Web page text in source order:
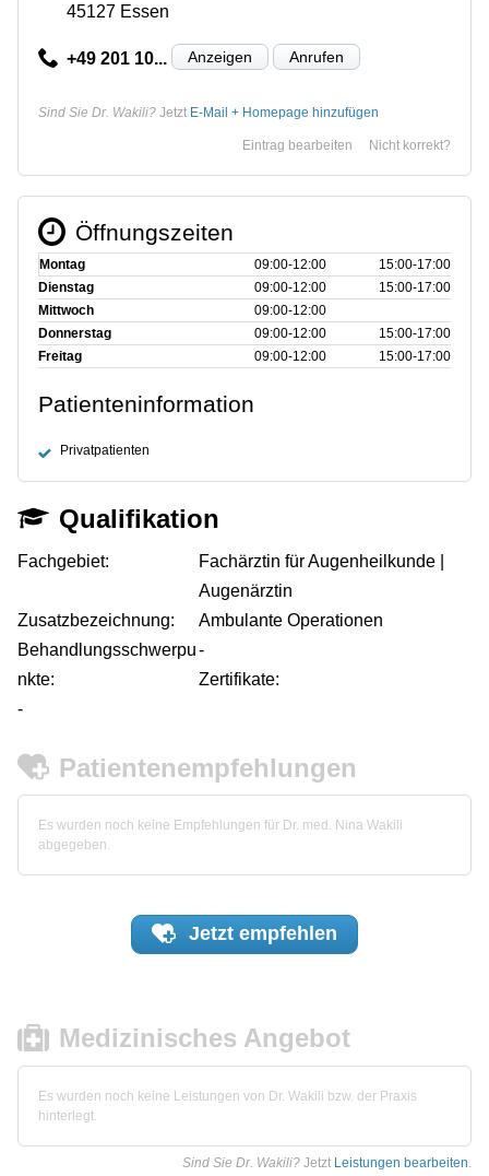
45127 Essen
+49 201 10... Anzeigen Anrufen
Sind Sie Dr. Wakili? Jetzt E-Mail + Homepage hinzufügen
Nicht korrekt?
Eintrag bearbeiten
Öffnungszeiten
Montag 09:00‑12:00
15:00‑17:00
Dienstag
09:00‑12:00
15:00‑17:00
Mittwoch
09:00‑12:00
Donnerstag
09:00‑12:00
15:00‑17:00
Freitag
09:00‑12:00 15:00‑17:00
Patienteninformation
Privatpatienten
Qualifikation
Fachgebiet:
Fachärztin für Augenheilkunde |
Augenärztin
Zusatzbezeichnung:
Ambulante Operationen
Behandlungsschwerpu
nkte:
-
Zertifikate:
-
Patientenempfehlungen
Es wurden noch keine Empfehlungen für Dr. med. Nina Wakili
abgegeben.
Jetzt empfehlen
Medizinisches Angebot
Es wurden noch keine Leistungen von Dr. Wakili bzw. der Praxis
hinterlegt.
Sind Sie Dr. Wakili? Jetzt Leistungen bearbeiten.